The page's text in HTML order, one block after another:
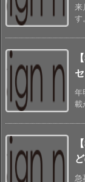
来
す
年
載
急